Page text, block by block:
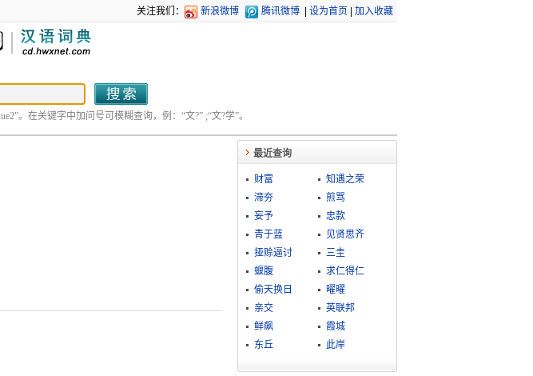
关注我们： 新浪微博 腾讯微博 设为首页 加入收藏
。在关键字中加问号可模糊查询，例：“文?” ;“文?学”。
最近查询
财富
知遇之荣
滞夯
煎骂
妄予
忠款
青于蓝
见贤思齐
挜赊逼讨
三圭
蝘腹
求仁得仁
偷天换日
曜曜
亲交
英联邦
鲜飙
霞城
东丘
此岸